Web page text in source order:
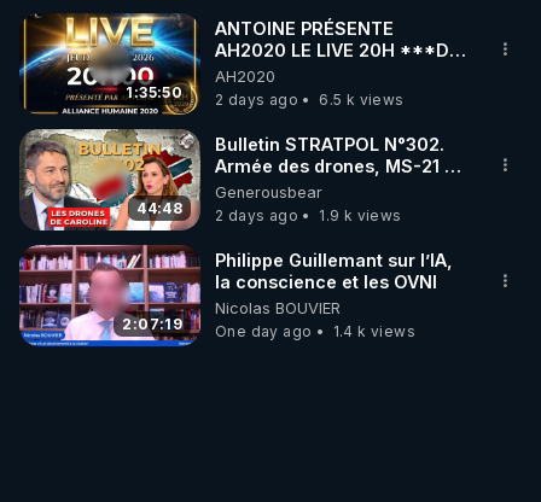
1:35:50
ANTOINE PRÉSENTE
AH2020 LE LIVE 20H ***DU
06/08/2026***
AH2020
2 days ago
6.5 k views
44:48
Bulletin STRATPOL N°302.
Armée des drones, MS-21 en
série, missiles coréens.
07.08.2026.
Generousbear
2 days ago
1.9 k views
2:07:19
Philippe Guillemant sur l’IA,
la conscience et les OVNI
Nicolas BOUVIER
One day ago
1.4 k views